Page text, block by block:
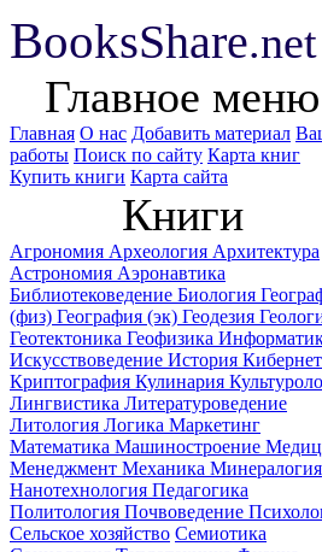
BooksShare.net
Главное меню
Главная О нас Добавить материал
работы Поиск по сайту Карта книг
Купить книги Карта сайта
Книги
Агрономия Археология Архитектура
Астрономия Аэронавтика
Библиотековедение Биология
(физ) География (эк) Геодезия
Геотектоника Геофизика
Искусствоведение История
Криптография Кулинария
Лингвистика Литературоведение
Литология Логика Маркетинг
Математика Машиностроение
Менеджмент Механика Минералогия
Нанотехнология Педагогика
Политология Почвоведение
Сельское хозяйство Семиотика